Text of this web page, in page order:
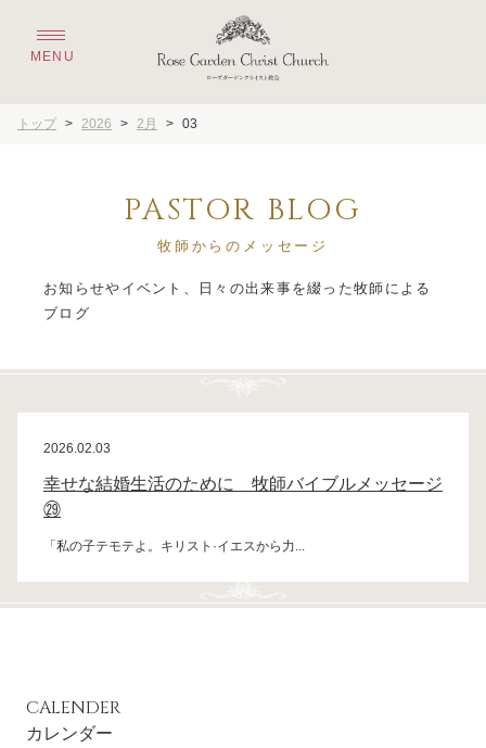
トップ > 2026 > 2月 > 03
PASTOR BLOG
牧師からのメッセージ
お知らせやイベント、日々の出来事を綴った牧師による
2026.02.03
幸せな結婚生活のために 牧師バイブルメッセージ
㉙
「私の子テモテよ。キリスト·イエスから力...
CALENDER
カレンダー